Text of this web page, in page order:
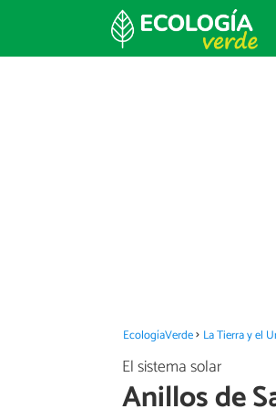
EcologíaVerde La Tierra y el
El sistema solar
Anillos de